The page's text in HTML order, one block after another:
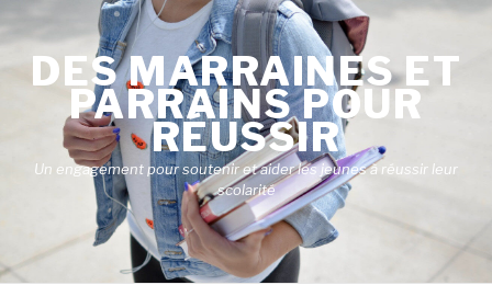
contenuDES MARRAINES ET
PARRAINS POUR
RÉUSSIR
Un engagement pour soutenir et aider les jeunes à réussir leur
scolarité